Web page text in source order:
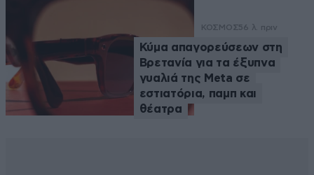
ΚΟΣΜΟΣ56 λ. πριν
Κύμα απαγορεύσεων στη
Βρετανία για τα έξυπνα
γυαλιά της Meta σε
εστιατόρια, παμπ και
θέατρα